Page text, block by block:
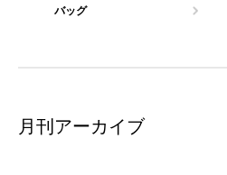
バッグ
月刊アーカイブ